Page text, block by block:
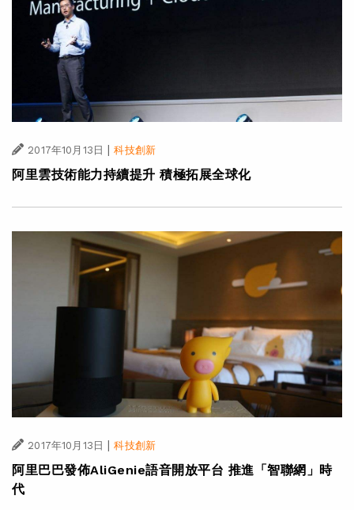
2017年10月13日 | 科技創新
阿里雲技術能力持續提升 積極拓展全球化
2017年10月13日 | 科技創新
阿里巴巴發佈AliGenie語音開放平台 推進「智聯網」時
代